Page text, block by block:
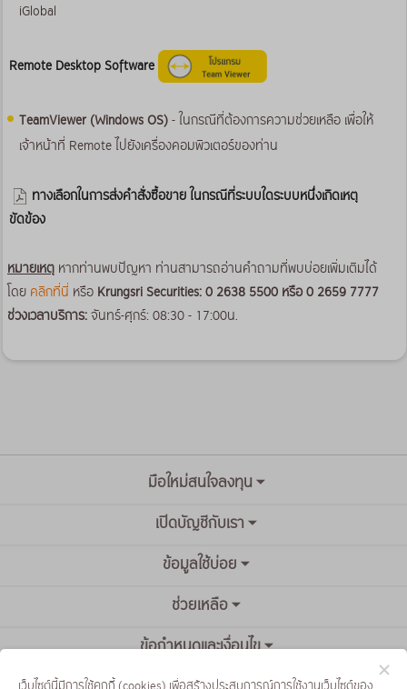
iGlobal
Remote Desktop Software
TeamViewer (Windows OS)- ในกรณีที่ต้องการความช่วยเหลือ เพื่อให้
เจ้าหน้าที่ Remote ไปยังเครื่องคอมพิวเตอร์ของท่าน
ทางเลือกในการส่งคำสั่งซื้อขาย ในกรณีที่ระบบใดระบบหนึ่งเกิดเหตุ
ขัดข้อง
หมายเหตุ หากท่านพบปัญหา ท่านสามารถอ่านคำถามที่พบบ่อยเพิ่มเติมได้
โดย คลิกที่นี่ หรือ Krungsri Securities: 0 2638 5500 หรือ 0 2659 7777
ช่วงเวลาบริการ:จันทร์-ศุกร์: 08:30 - 17:00น.
มือใหม่สนใจลงทุน
เปิดบัญชีกับเรา
ข้อมูลใช้บ่อย
ช่วยเหลือ
ข้อกำหนดและเงื่อนไข